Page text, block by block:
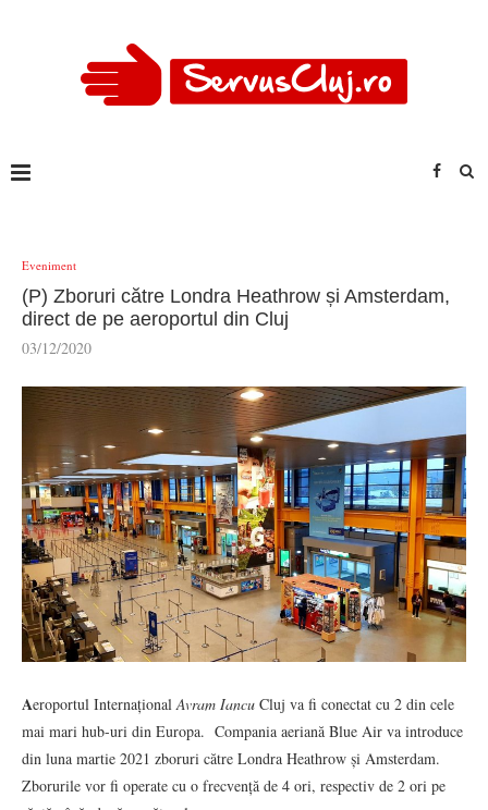
Eveniment
(P) Zboruri către Londra Heathrow și Amsterdam,
direct de pe aeroportul din Cluj
03/12/2020
Aeroportul InternaționalAvram Iancu Cluj va fi conectat cu 2 din cele
mai mari hub-uri din Europa. Compania aeriană Blue Air va introduce
din luna martie 2021 zboruri către Londra Heathrow și Amsterdam.
Zborurile vor fi operate cu o frecvență de 4 ori, respectiv de 2 ori pe